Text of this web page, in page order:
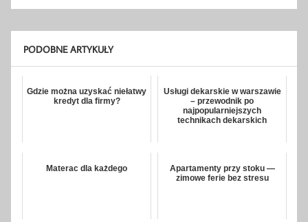
PODOBNE ARTYKUŁY
Gdzie można uzyskać niełatwy
kredyt dla firmy?
Usługi dekarskie w warszawie
– przewodnik po
najpopularniejszych
technikach dekarskich
Materac dla każdego
Apartamenty przy stoku —
zimowe ferie bez stresu